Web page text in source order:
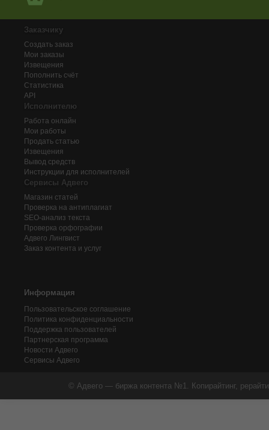
Заказчику
Создать заказ
Мои заказы
Извещения
Пополнить счёт
Статистика
API
Исполнителю
Работа онлайн
Мои работы
Продать статью
Извещения
Вывод средств
Инструкции для исполнителей
Сервисы Адвего
Магазин статей
Проверка на антиплагиат
SEO-анализ текста
Проверка орфографии
Адвего Лингвист
Заказ контента и услуг
Информация
Пользовательское соглашение
Политика конфиденциальности
Поддержка пользователей
Партнерская программа
Новости Адвего
Сервисы Адвего
© Адвего — биржа контента №1. Копирайтинг,